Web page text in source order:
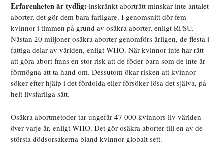
Erfarenheten är tydlig: inskränkt aborträtt minskar inte antalet
aborter, det gör dem bara farligare. I genomsnitt dör fem
kvinnor i timmen på grund av osäkra aborter, enligt RFSU.
Nästan 20 miljoner osäkra aborter genomförs årligen, de flesta i
fattiga delar av världen, enligt WHO. När kvinnor inte har rätt
att göra abort finns en stor risk att de föder barn som de inte är
förmögna att ta hand om. Dessutom ökar risken att kvinnor
söker efter hjälp i det fördolda eller försöker lösa det själva, på
helt livsfarliga sätt.
Osäkra abortmetoder tar ungefär 47 000 kvinnors liv världen
över varje år, enligt WHO. Det gör osäkra aborter till en av de
största dödsorsakerna bland kvinnor globalt sett.